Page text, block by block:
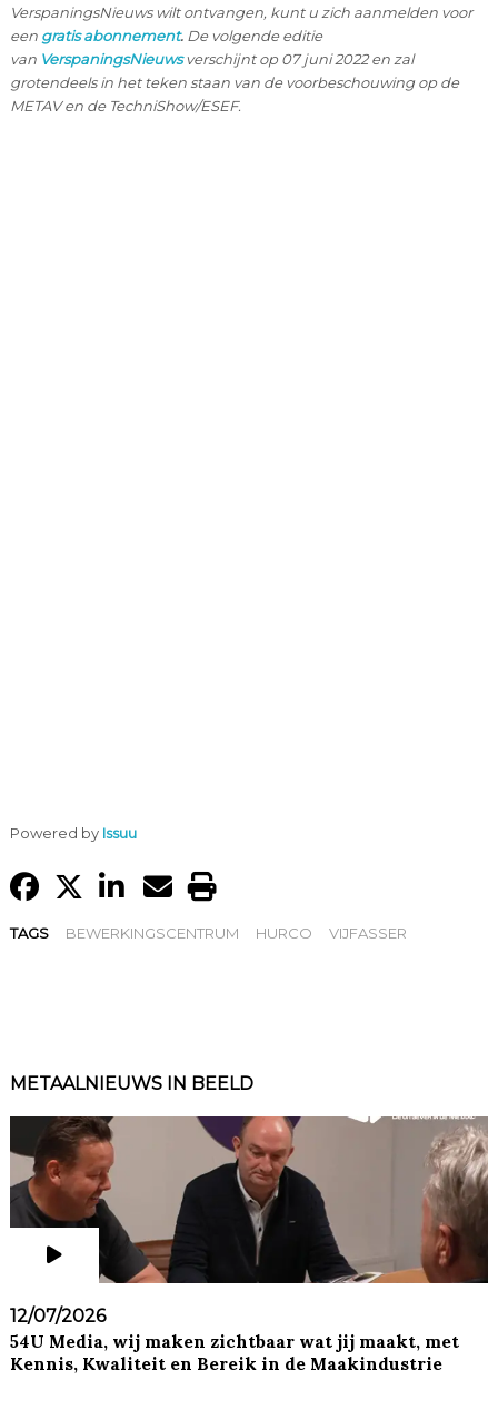
VerspaningsNieuws wilt ontvangen, kunt u zich aanmelden voor
een gratis abonnement.De volgende editie
van VerspaningsNieuwsverschijnt op 07 juni 2022 en zal
grotendeels in het teken staan van de voorbeschouwing op de
METAV en de TechniShow/ESEF.
Powered by Issuu
TAGS BEWERKINGSCENTRUM HURCO VIJFASSER
METAALNIEUWS IN BEELD
12/07/2026
54U Media, wij maken zichtbaar wat jij maakt, met
Kennis, Kwaliteit en Bereik in de Maakindustrie